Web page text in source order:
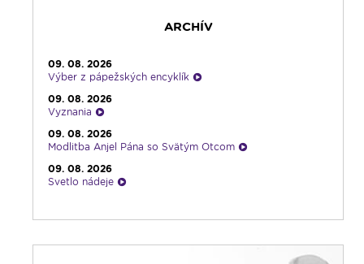
Infolumen - reprízaARCHÍV
09. 08. 2026
Výber z pápežských encyklík
09. 08. 2026
Vyznania
09. 08. 2026
Modlitba Anjel Pána so Svätým Otcom
09. 08. 2026
Svetlo nádeje
Emauzy - sv. omša 10:30